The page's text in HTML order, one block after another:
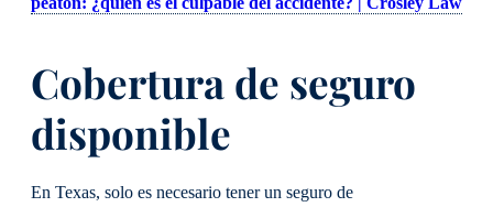
Cobertura de seguro
disponible
En Texas, solo es necesario tener un seguro de